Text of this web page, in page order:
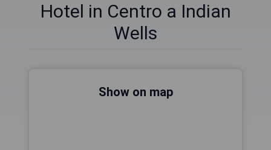
Hotel in Centro a Indian
Wells
Show on map